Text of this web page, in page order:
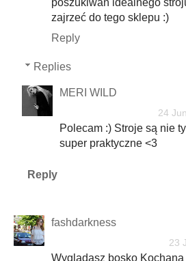
poszukiwań idealnego
zajrzeć do tego sklepu :)
Reply
Replies
MERI WILD
24
Polecam :) Stroje są nie
super praktyczne <3
Reply
fashdarkness
23
Wyglądasz bosko Kochana